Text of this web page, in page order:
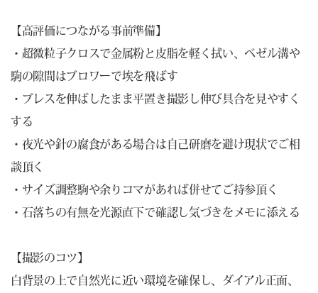
【高評価につながる事前準備】
・超微粒子クロスで金属粉と皮脂を軽く拭い、ベゼル溝や
駒の隙間はブロワーで埃を飛ばす
・ブレスを伸ばしたまま平置き撮影し伸び具合を見やすく
する
・夜光や針の腐食がある場合は自己研磨を避け現状でご相
談頂く
・サイズ調整駒や余りコマがあれば併せてご持参頂く
・石落ちの有無を光源直下で確認し気づきをメモに添える
【撮影のコツ】
白背景の上で自然光に近い環境を確保し、ダイアル正面、